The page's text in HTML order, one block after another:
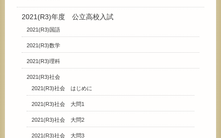
2021(R3)年度 公立高校入試
2021(R3)国語
2021(R3)数学
2021(R3)理科
2021(R3)社会
2021(R3)社会 はじめに
2021(R3)社会 大問1
2021(R3)社会 大問2
2021(R3)社会 大問3